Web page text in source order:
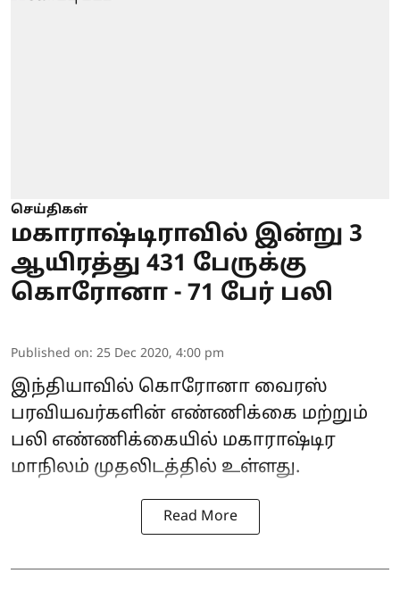
செய்திகள்
மகாராஷ்டிராவில் இன்று 3
ஆயிரத்து 431 பேருக்கு
கொரோனா - 71 பேர் பலி
Published on: 25 Dec 2020, 4:00 pm
இந்தியாவில் கொரோனா வைரஸ்
பரவியவர்களின் எண்ணிக்கை மற்றும்
பலி எண்ணிக்கையில் மகாராஷ்டிர
மாநிலம் முதலிடத்தில் உள்ளது.
Read More